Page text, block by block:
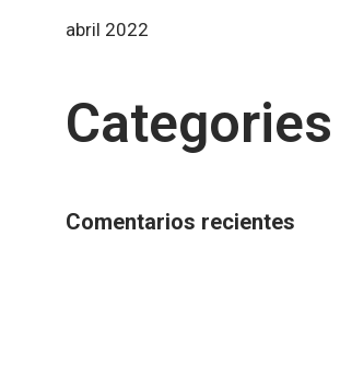
abril 2022
Categories
Comentarios recientes